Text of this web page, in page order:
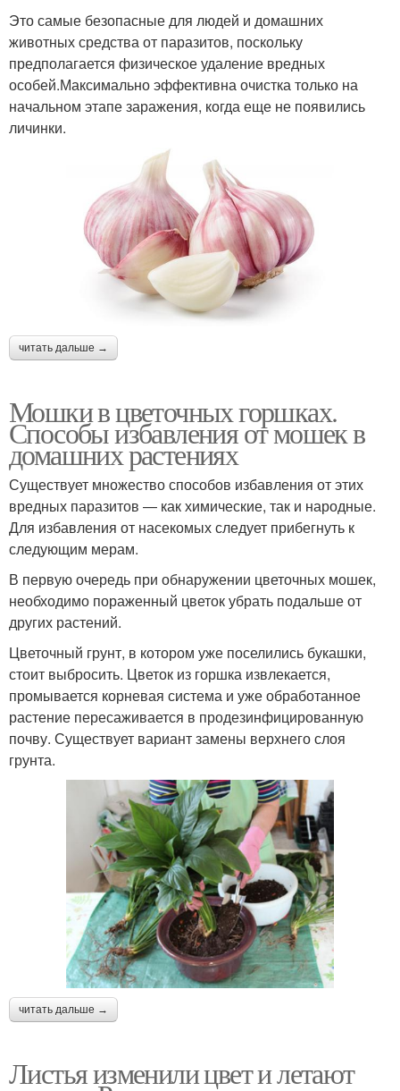
Это самые безопасные для людей и домашних
животных средства от паразитов, поскольку
предполагается физическое удаление вредных
особей.Максимально эффективна очистка только на
начальном этапе заражения, когда еще не появились
личинки.
читать дальше →
Мошки в цветочных горшках.
Способы избавления от мошек в
домашних растениях
Существует множество способов избавления от этих
вредных паразитов — как химические, так и народные.
Для избавления от насекомых следует прибегнуть к
следующим мерам.
В первую очередь при обнаружении цветочных мошек,
необходимо пораженный цветок убрать подальше от
других растений.
Цветочный грунт, в котором уже поселились букашки,
стоит выбросить. Цветок из горшка извлекается,
промывается корневая система и уже обработанное
растение пересаживается в продезинфицированную
почву. Существует вариант замены верхнего слоя
грунта.
читать дальше →
Листья изменили цвет и летают